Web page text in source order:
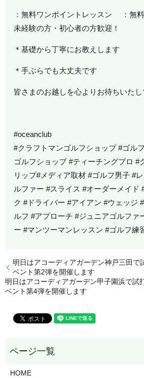
：無料ワンポイントレッスン ：
未経験の方・初心者の方歓
＊基礎から丁寧にお教えします
＊手ぶらでも大丈夫です
皆さまのお越しを心よりお待ちいた
#oceanclub
#クラフトマンゴルフショップ #ゴル
ゴルフショップ #ティーチングプロ #
リップ#メディア取材 #ゴルフ男子 #
ルファー #スライス #オーダーメイド
ク #ドライバー #アイアン #ウェッジ
ルフ #アプローチ #ジュニアゴルファ
ー #マンツーマンレッスン #ゴルフ練
明日はアコーディアガーデン神戸三田で
ベント第2弾を開催します
明日はアコーディアガーデン甲子園浜で試
ベント第4弾を開催します
HOME